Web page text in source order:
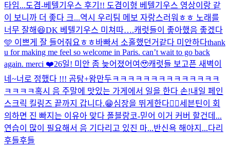
타임...도겸-베텔기우스 후기!! 도겸이형 베텔기우스 영상이랑 같
이 보니까 더 좋다 크...역시 우리팀 메보 자랑스러워ㅎㅎ 노래를
너무 잘해😆DK 베텔기우스 미쳐따….캐럿들이 좋아했음 좋겠다
🩵 이쁘게 잘 들어줘요ㅎㅎ바빠서 소홀했던거같다 미안하다thank
u for making me feel so welcome in Paris. can’t wait to go back
again. merci ❤️26일! 미안 좀 늦어졌어여🥹캐럿들 보고픈 새벽이
네~너로 정했다 !!! 곰탕+왕만두ㅋㅋㅋㅋㅋㅋㅋㅋㅋㅋㅋㅋㅋㅋ
ㅋㅋㅋㅋ혹시 음 주말에 맛있는 가게에서 일을 한다 손!내일 페인
스크릭 킬링즈 끝까지 갑니다.😁심장을 뛰게한다❤️‍🔥세븐틴이 회
의하면 진 빠지는 이유아 맞다 폴블랑코-믿어 이거 커버 할건데...
연습이 많이 필요해서 음 기다리고 있진 마...반신욕 해야지...다리
후들후들